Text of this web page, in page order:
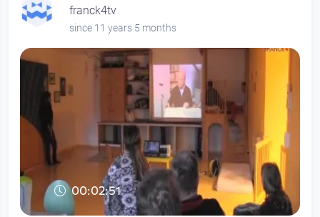
franck4tv
since 11 years 5 months
00:02:51